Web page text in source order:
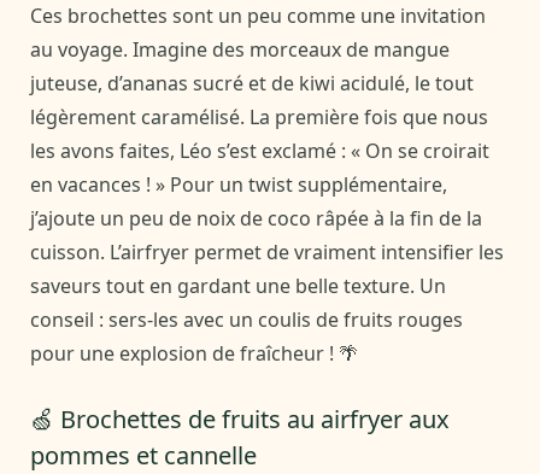
Ces brochettes sont un peu comme une invitation
au voyage. Imagine des morceaux de mangue
juteuse, d’ananas sucré et de kiwi acidulé, le tout
légèrement caramélisé. La première fois que nous
les avons faites, Léo s’est exclamé : « On se croirait
en vacances ! » Pour un twist supplémentaire,
j’ajoute un peu de noix de coco râpée à la fin de la
cuisson. L’airfryer permet de vraiment intensifier les
saveurs tout en gardant une belle texture. Un
conseil : sers-les avec un coulis de fruits rouges
pour une explosion de fraîcheur ! 🌴
🍏 Brochettes de fruits au airfryer aux
pommes et cannelle